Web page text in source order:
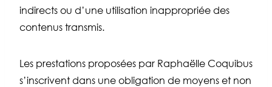
indirects ou d’une utilisation inappropriée des
contenus transmis.
Les prestations proposées par Raphaëlle Coquibus
s’inscrivent dans une obligation de moyens et non